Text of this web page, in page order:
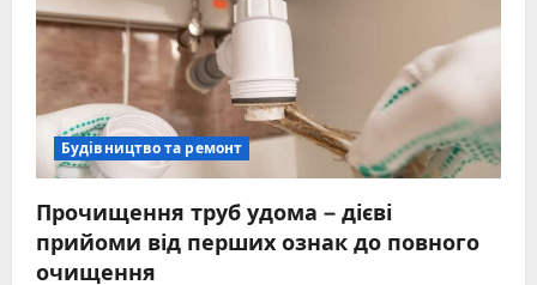
унітазу
правильно
–
неочевидні
нюанси
та
поради
майстра
Будівництво та ремонт
Прочищення труб удома – дієві
прийоми від перших ознак до повного
очищення